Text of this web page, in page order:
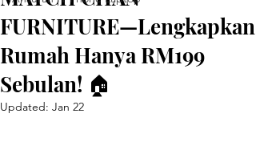
FURNITURE—Lengkapkan
Rumah Hanya RM199
Sebulan! 🏠
Updated: Jan 22